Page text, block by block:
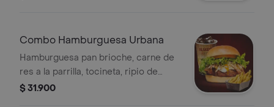
Combo Hamburguesa Urbana
Hamburguesa pan brioche, carne de
res a la parrilla, tocineta, ripio de
papa, tocineta, queso, salsa piña,
$ 31.900